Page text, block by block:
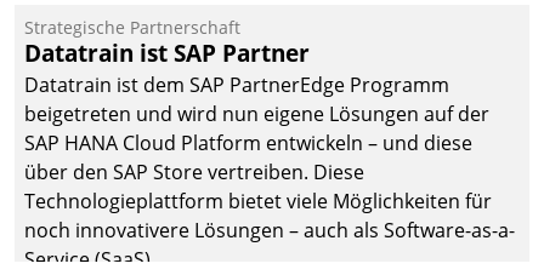
Strategische Partnerschaft
Datatrain ist SAP Partner
Datatrain ist dem SAP PartnerEdge Programm
beigetreten und wird nun eigene Lösungen auf der
SAP HANA Cloud Platform entwickeln – und diese
über den SAP Store vertreiben. Diese
Technologieplattform bietet viele Möglichkeiten für
noch innovativere Lösungen – auch als Software-as-a-
Service (SaaS).